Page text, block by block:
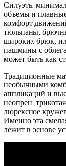
Силуэты
объемы и
комфорт
тюльпаны,
широких брюк,
пашмины с
может быть как
Традиционные
необычными
аппликаций и
неопрен,
люрексное
Именно эта
лежит в основе